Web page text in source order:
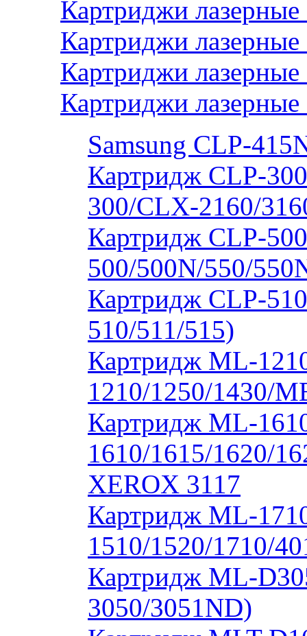
Картриджи
Картриджи лазерные
Картриджи лазерные
Картриджи лазерные
Samsung CLP-
Картридж CLP-
300/CLX-2160/
Картридж CLP-
500/500N/550/
Картридж CLP-
510/511/515)
Картридж ML-
1210/1250/1430/
Картридж ML-
1610/1615/1620/
XEROX 3117
Картридж ML-
1510/1520/1710/
Картридж ML-
3050/3051ND)